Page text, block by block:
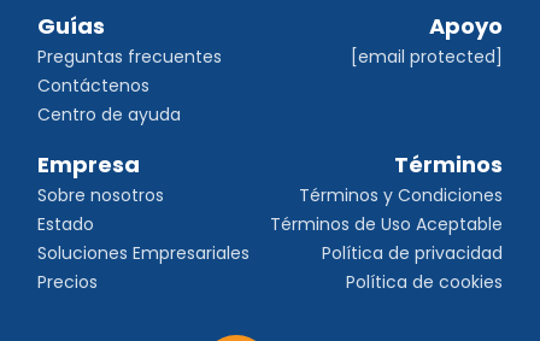
Guías
Preguntas frecuentes
Contáctenos
Centro de ayuda
Apoyo
[email protected]
Empresa
Sobre nosotros
Estado
Soluciones Empresariales
Precios
Términos
Términos y Condiciones
Términos de Uso Aceptable
Política de privacidad
Política de cookies